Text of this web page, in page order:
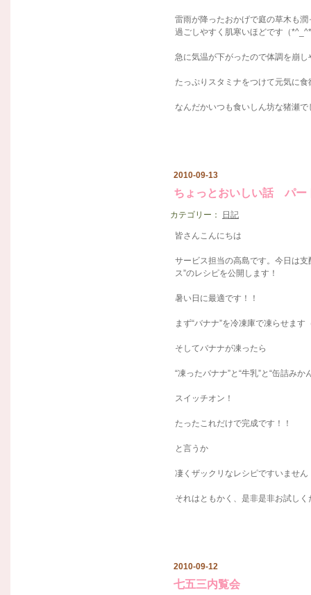
雷雨が降ったおかげで庭の草木も
過ごしやすく肌寒いほどです（
急に気温が下がったので体調を崩
たっぷりスタミナをつけて元気に
なんだかいつも食いしん坊な猪瀬
2010-09-13
ちょっとおいしい話 パー
カテゴリー： 日記
皆さんこんにちは
サービス担当の高島です。今日は
ス”のレシピを公開します！
暑い日に最適です！！
まず“バナナ”を冷凍庫で凍らせま
そしてバナナが凍ったら
“凍ったバナナ”と“牛乳”と“缶詰み
スイッチオン！
たったこれだけで完成です！！
と言うか
凄くザックリなレシピですいません
それはともかく、是非是非お試しく
2010-09-12
七五三内覧会